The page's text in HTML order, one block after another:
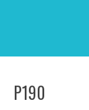
P190